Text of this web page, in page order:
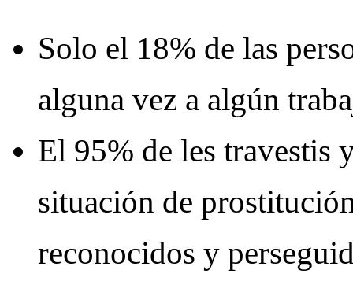
Solo el 18% de las
alguna vez a algún
El 95% de les travestis
situación de
reconocidos y